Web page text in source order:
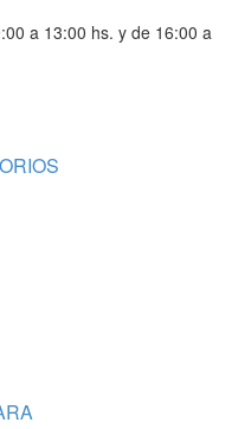
a 13:00 hs. y de 16:00 a